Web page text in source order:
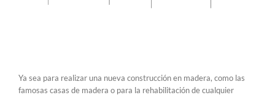
Ya sea para realizar una nueva construcción en madera, como las
famosas casas de madera o para la rehabilitación de cualquier